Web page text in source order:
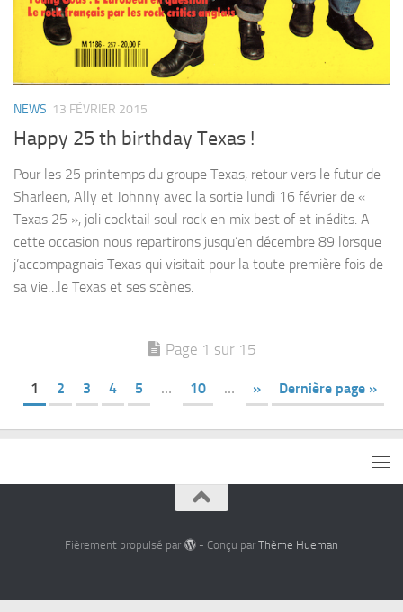
NEWS 13 FÉVRIER 2015
Happy 25 th birthday Texas !
Pour les 25 printemps du groupe Texas, retour vers le futur de
Sharleen, Ally et Johnny avec la sortie lundi 16 février de «
Texas 25 », joli cocktail soul rock en mix best of et inédits. A
cette occasion nous repartirons jusqu’en décembre 89 lorsque
j’accompagnais Texas qui visitait pour la toute première fois de
sa vie…le Texas et ses scènes.
Page 1 sur 15
1 2 3 4 5 … 10 … » Dernière page »
Fièrement propulsé par - Conçu par Thème Hueman